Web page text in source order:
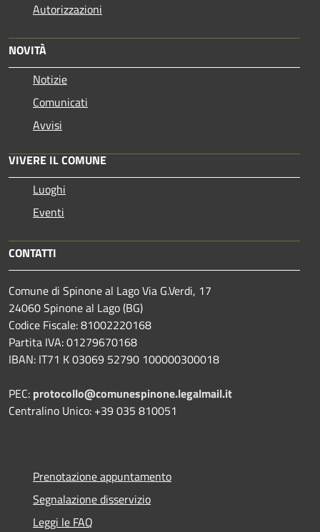
Autorizzazioni
NOVITÀ
Notizie
Comunicati
Avvisi
VIVERE IL COMUNE
Luoghi
Eventi
CONTATTI
Comune di Spinone al Lago Via G.Verdi, 17
24060 Spinone al Lago (BG)
Codice Fiscale: 81002220168
Partita IVA: 01279670168
IBAN: IT71 K 03069 52790 100000300018
PEC: protocollo@comunespinone.legalmail.it
Centralino Unico: +39 035 810051
Prenotazione appuntamento
Segnalazione disservizio
Leggi le FAQ